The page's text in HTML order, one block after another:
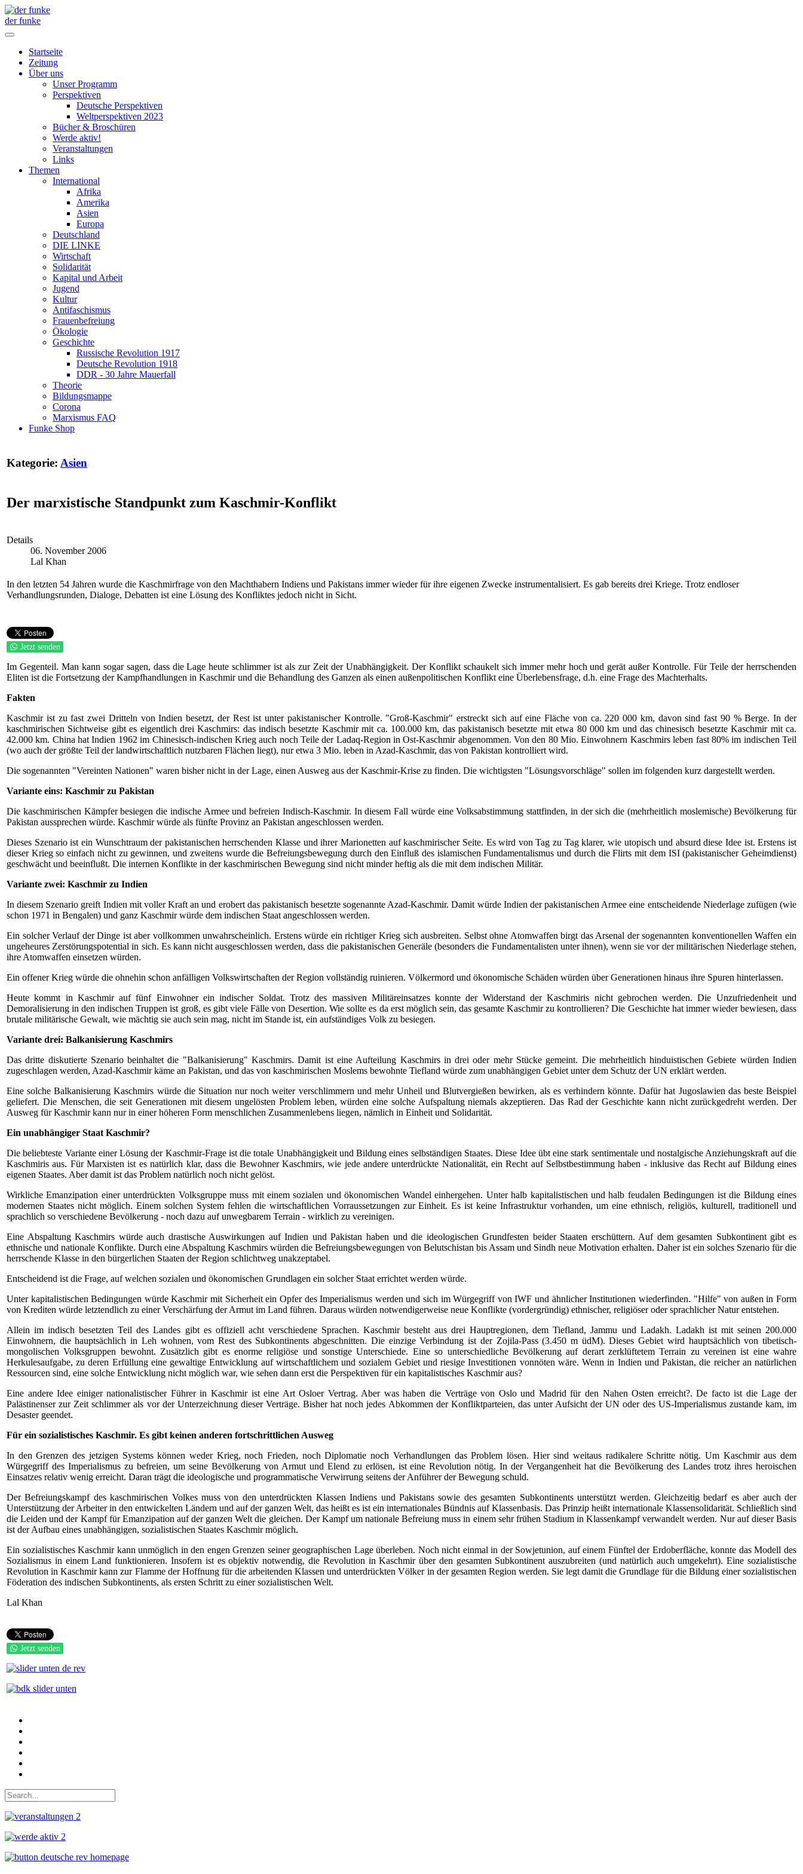
der funke
Startseite
Zeitung
Über uns
Unser Programm
Perspektiven
Deutsche Perspektiven
Weltperspektiven 2023
Bücher & Broschüren
Werde aktiv!
Veranstaltungen
Links
Themen
International
Afrika
Amerika
Asien
Europa
Deutschland
DIE LINKE
Wirtschaft
Solidarität
Kapital und Arbeit
Jugend
Kultur
Antifaschismus
Frauenbefreiung
Ökologie
Geschichte
Russische Revolution 1917
Deutsche Revolution 1918
DDR - 30 Jahre Mauerfall
Theorie
Bildungsmappe
Corona
Marxismus FAQ
Funke Shop
Kategorie: Asien
Der marxistische Standpunkt zum Kaschmir-Konflikt
Details
06. November 2006
Lal Khan
In den letzten 54 Jahren wurde die Kaschmirfrage von den Machthabern Indiens und Pakistans immer wieder für ihre eigenen Zwecke instrumentalisiert. Es gab bereits drei Kriege. Trotz endloser
Verhandlungsrunden, Dialoge, Debatten ist eine Lösung des Konfliktes jedoch nicht in Sicht.
Jetzt senden
Im Gegenteil. Man kann sogar sagen, dass die Lage heute schlimmer ist als zur Zeit der Unabhängigkeit. Der Konflikt schaukelt sich immer mehr hoch und gerät außer Kontrolle. Für Teile der herrschenden
Eliten ist die Fortsetzung der Kampfhandlungen in Kaschmir und die Behandlung des Ganzen als einen außenpolitischen Konflikt eine Überlebensfrage, d.h. eine Frage des Machterhalts.
Fakten
Kaschmir ist zu fast zwei Dritteln von Indien besetzt, der Rest ist unter pakistanischer Kontrolle. "Groß-Kaschmir" erstreckt sich auf eine Fläche von ca. 220 000 km, davon sind fast 90 % Berge. In der
kaschmirischen Sichtweise gibt es eigentlich drei Kaschmirs: das indisch besetzte Kaschmir mit ca. 100.000 km, das pakistanisch besetzte mit etwa 80 000 km und das chinesisch besetzte Kaschmir mit ca.
42.000 km. China hat Indien 1962 im Chinesisch-indischen Krieg auch noch Teile der Ladaq-Region in Ost-Kaschmir abgenommen. Von den 80 Mio. Einwohnern Kaschmirs leben fast 80% im indischen Teil
(wo auch der größte Teil der landwirtschaftlich nutzbaren Flächen liegt), nur etwa 3 Mio. leben in Azad-Kaschmir, das von Pakistan kontrolliert wird.
Die sogenannten "Vereinten Nationen" waren bisher nicht in der Lage, einen Ausweg aus der Kaschmir-Krise zu finden. Die wichtigsten "Lösungsvorschläge" sollen im folgenden kurz dargestellt werden.
Variante eins: Kaschmir zu Pakistan
Die kaschmirischen Kämpfer besiegen die indische Armee und befreien Indisch-Kaschmir. In diesem Fall würde eine Volksabstimmung stattfinden, in der sich die (mehrheitlich moslemische) Bevölkerung für
Pakistan aussprechen würde. Kaschmir würde als fünfte Provinz an Pakistan angeschlossen werden.
Dieses Szenario ist ein Wunschtraum der pakistanischen herrschenden Klasse und ihrer Marionetten auf kaschmirischer Seite. Es wird von Tag zu Tag klarer, wie utopisch und absurd diese Idee ist. Erstens ist
dieser Krieg so einfach nicht zu gewinnen, und zweitens wurde die Befreiungsbewegung durch den Einfluß des islamischen Fundamentalismus und durch die Flirts mit dem ISI (pakistanischer Geheimdienst)
geschwächt und beeinflußt. Die internen Konflikte in der kaschmirischen Bewegung sind nicht minder heftig als die mit dem indischen Militär.
Variante zwei: Kaschmir zu Indien
In diesem Szenario greift Indien mit voller Kraft an und erobert das pakistanisch besetzte sogenannte Azad-Kaschmir. Damit würde Indien der pakistanischen Armee eine entscheidende Niederlage zufügen (wie
schon 1971 in Bengalen) und ganz Kaschmir würde dem indischen Staat angeschlossen werden.
Ein solcher Verlauf der Dinge ist aber vollkommen unwahrscheinlich. Erstens würde ein richtiger Krieg sich ausbreiten. Selbst ohne Atomwaffen birgt das Arsenal der sogenannten konventionellen Waffen ein
ungeheures Zerstörungspotential in sich. Es kann nicht ausgeschlossen werden, dass die pakistanischen Generäle (besonders die Fundamentalisten unter ihnen), wenn sie vor der militärischen Niederlage stehen,
ihre Atomwaffen einsetzen würden.
Ein offener Krieg würde die ohnehin schon anfälligen Volkswirtschaften der Region vollständig ruinieren. Völkermord und ökonomische Schäden würden über Generationen hinaus ihre Spuren hinterlassen.
Heute kommt in Kaschmir auf fünf Einwohner ein indischer Soldat. Trotz des massiven Militäreinsatzes konnte der Widerstand der Kaschmiris nicht gebrochen werden. Die Unzufriedenheit und
Demoralisierung in den indischen Truppen ist groß, es gibt viele Fälle von Desertion. Wie sollte es da erst möglich sein, das gesamte Kaschmir zu kontrollieren? Die Geschichte hat immer wieder bewiesen, dass
brutale militärische Gewalt, wie mächtig sie auch sein mag, nicht im Stande ist, ein aufständiges Volk zu besiegen.
Variante drei: Balkanisierung Kaschmirs
Das dritte diskutierte Szenario beinhaltet die "Balkanisierung" Kaschmirs. Damit ist eine Aufteilung Kaschmirs in drei oder mehr Stücke gemeint. Die mehrheitlich hinduistischen Gebiete würden Indien
zugeschlagen werden, Azad-Kaschmir käme an Pakistan, und das von kaschmirischen Moslems bewohnte Tiefland würde zum unabhängigen Gebiet unter dem Schutz der UN erklärt werden.
Eine solche Balkanisierung Kaschmirs würde die Situation nur noch weiter verschlimmern und mehr Unheil und Blutvergießen bewirken, als es verhindern könnte. Dafür hat Jugoslawien das beste Beispiel
geliefert. Die Menschen, die seit Generationen mit diesem ungelösten Problem leben, würden eine solche Aufspaltung niemals akzeptieren. Das Rad der Geschichte kann nicht zurückgedreht werden. Der
Ausweg für Kaschmir kann nur in einer höheren Form menschlichen Zusammenlebens liegen, nämlich in Einheit und Solidarität.
Ein unabhängiger Staat Kaschmir?
Die beliebteste Variante einer Lösung der Kaschmir-Frage ist die totale Unabhängigkeit und Bildung eines selbständigen Staates. Diese Idee übt eine stark sentimentale und nostalgische Anziehungskraft auf die
Kaschmiris aus. Für Marxisten ist es natürlich klar, dass die Bewohner Kaschmirs, wie jede andere unterdrückte Nationalität, ein Recht auf Selbstbestimmung haben - inklusive das Recht auf Bildung eines
eigenen Staates. Aber damit ist das Problem natürlich noch nicht gelöst.
Wirkliche Emanzipation einer unterdrückten Volksgruppe muss mit einem sozialen und ökonomischen Wandel einhergehen. Unter halb kapitalistischen und halb feudalen Bedingungen ist die Bildung eines
modernen Staates nicht möglich. Einem solchen System fehlen die wirtschaftlichen Vorraussetzungen zur Einheit. Es ist keine Infrastruktur vorhanden, um eine ethnisch, religiös, kulturell, traditionell und
sprachlich so verschiedene Bevölkerung - noch dazu auf unwegbarem Terrain - wirklich zu vereinigen.
Eine Abspaltung Kaschmirs würde auch drastische Auswirkungen auf Indien und Pakistan haben und die ideologischen Grundfesten beider Staaten erschüttern. Auf dem gesamten Subkontinent gibt es
ethnische und nationale Konflikte. Durch eine Abspaltung Kaschmirs würden die Befreiungsbewegungen von Belutschistan bis Assam und Sindh neue Motivation erhalten. Daher ist ein solches Szenario für die
herrschende Klasse in den bürgerlichen Staaten der Region schlichtweg unakzeptabel.
Entscheidend ist die Frage, auf welchen sozialen und ökonomischen Grundlagen ein solcher Staat errichtet werden würde.
Unter kapitalistischen Bedingungen würde Kaschmir mit Sicherheit ein Opfer des Imperialismus werden und sich im Würgegriff von IWF und ähnlicher Institutionen wiederfinden. "Hilfe" von außen in Form
von Krediten würde letztendlich zu einer Verschärfung der Armut im Land führen. Daraus würden notwendigerweise neue Konflikte (vordergründig) ethnischer, religiöser oder sprachlicher Natur entstehen.
Allein im indisch besetzten Teil des Landes gibt es offiziell acht verschiedene Sprachen. Kaschmir besteht aus drei Hauptregionen, dem Tiefland, Jammu und Ladakh. Ladakh ist mit seinen 200.000
Einwohnern, die hauptsächlich in Leh wohnen, vom Rest des Subkontinents abgeschnitten. Die einzige Verbindung ist der Zojila-Pass (3.450 m üdM). Dieses Gebiet wird hauptsächlich von tibetisch-
mongolischen Volksgruppen bewohnt. Zusätzlich gibt es enorme religiöse und sonstige Unterschiede. Eine so unterschiedliche Bevölkerung auf derart zerklüftetem Terrain zu vereinen ist eine wahre
Herkulesaufgabe, zu deren Erfüllung eine gewaltige Entwicklung auf wirtschaftlichem und sozialem Gebiet und riesige Investitionen vonnöten wäre. Wenn in Indien und Pakistan, die reicher an natürlichen
Ressourcen sind, eine solche Entwicklung nicht möglich war, wie sehen dann erst die Perspektiven für ein kapitalistisches Kaschmir aus?
Eine andere Idee einiger nationalistischer Führer in Kaschmir ist eine Art Osloer Vertrag. Aber was haben die Verträge von Oslo und Madrid für den Nahen Osten erreicht?. De facto ist die Lage der
Palästinenser zur Zeit schlimmer als vor der Unterzeichnung dieser Verträge. Bisher hat noch jedes Abkommen der Konfliktparteien, das unter Aufsicht der UN oder des US-Imperialismus zustande kam, im
Desaster geendet.
Für ein sozialistisches Kaschmir. Es gibt keinen anderen fortschrittlichen Ausweg
In den Grenzen des jetzigen Systems können weder Krieg, noch Frieden, noch Diplomatie noch Verhandlungen das Problem lösen. Hier sind weitaus radikalere Schritte nötig. Um Kaschmir aus dem
Würgegriff des Imperialismus zu befreien, um seine Bevölkerung von Armut und Elend zu erlösen, ist eine Revolution nötig. In der Vergangenheit hat die Bevölkerung des Landes trotz ihres heroischen
Einsatzes relativ wenig erreicht. Daran trägt die ideologische und programmatische Verwirrung seitens der Anführer der Bewegung schuld.
Der Befreiungskampf des kaschmirischen Volkes muss von den unterdrückten Klassen Indiens und Pakistans sowie des gesamten Subkontinents unterstützt werden. Gleichzeitig bedarf es aber auch der
Unterstützung der Arbeiter in den entwickelten Ländern und auf der ganzen Welt, das heißt es ist ein internationales Bündnis auf Klassenbasis. Das Prinzip heißt internationale Klassensolidarität. Schließlich sind
die Leiden und der Kampf für Emanzipation auf der ganzen Welt die gleichen. Der Kampf um nationale Befreiung muss in einem sehr frühen Stadium in Klassenkampf verwandelt werden. Nur auf dieser Basis
ist der Aufbau eines unabhängigen, sozialistischen Staates Kaschmir möglich.
Ein sozialistisches Kaschmir kann unmöglich in den engen Grenzen seiner geographischen Lage überleben. Noch nicht einmal in der Sowjetunion, auf einem Fünftel der Erdoberfläche, konnte das Modell des
Sozialismus in einem Land funktionieren. Insofern ist es objektiv notwendig, die Revolution in Kaschmir über den gesamten Subkontinent auszubreiten (und natürlich auch umgekehrt). Eine sozialistische
Revolution in Kaschmir kann zur Flamme der Hoffnung für die arbeitenden Klassen und unterdrückten Völker in der gesamten Region werden. Sie legt damit die Grundlage für die Bildung einer sozialistischen
Föderation des indischen Subkontinents, als ersten Schritt zu einer sozialistischen Welt.
Lal Khan
Jetzt senden